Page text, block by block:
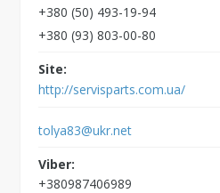
+380 (50) 493-19-94
+380 (93) 803-00-80
http://servisparts.com.ua/
tolya83@ukr.net
+380987406989